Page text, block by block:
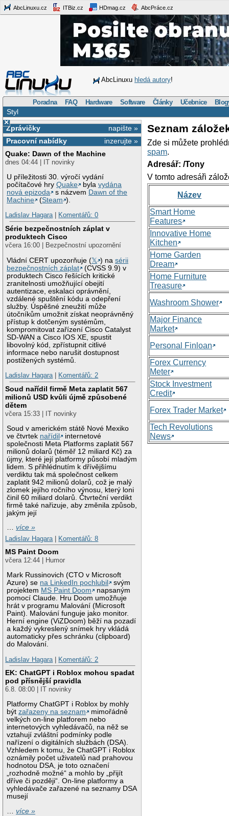
AbcLinuxu.cz ITBiz.cz HDmag.cz AbcPráce.cz
AbcLinuxu hledá autory!
Poradna FAQ Hardware Software Články Učebnice
Styl
×
napište »
Zprávičky
inzerujte »
Pracovní nabídky
Quake: Dawn of the Machine
dnes 04:44 | IT novinky
U příležitosti 30. výročí vydání
počítačové hryQuake bylavydána
nová epizoda
s názvem Dawn of the
Machine
(Steam ).
Ladislav Hagara| Komentářů: 0
Série bezpečnostních záplat v
produktech Cisco
včera 16:00 | Bezpečnostní upozornění
Vládní CERT upozorňuje (𝕏 ) nasérii
bezpečnostních záplat
(CVSS 9.9) v
produktech Cisco řešících kritické
zranitelnosti umožňující obejití
autentizace, eskalaci oprávnění,
vzdálené spuštění kódu a odepření
služby. Úspěšné zneužití může
útočníkům umožnit získat neoprávněný
přístup k dotčeným systémům,
kompromitovat zařízení Cisco Catalyst
SD-WAN a Cisco IOS XE, spustit
libovolný kód, zpřístupnit citlivé
informace nebo narušit dostupnost
postižených systémů.
Ladislav Hagara| Komentářů: 2
Soud nařídil firmě Meta zaplatit 567
milionů USD kvůli újmě způsobené
dětem
včera 15:33 | IT novinky
Soud v americkém státě Nové Mexiko
ve čtvrtek nařídil
internetové
společnosti Meta Platforms zaplatit 567
milionů dolarů (téměř 12 miliard Kč) za
újmy, které její platformy působí mladým
lidem. S přihlédnutím k dřívějšímu
verdiktu tak má společnost celkem
zaplatit 942 milionů dolarů, což je malý
zlomek jejího ročního výnosu, který loni
činil 60 miliard dolarů. Čtvrteční verdikt
firmě také nařizuje, aby změnila způsob,
jakým její
…více »
Ladislav Hagara
Komentářů: 8
MS Paint Doom
včera 12:44 | Humor
Mark Russinovich (CTO v Microsoft
Azure) se na LinkedIn pochlubil
svým
projektem MS Paint Doom
napsaným
pomocí Claude. Hru Doom umožňuje
hrát v programu Malování (Microsoft
Paint). Malování funguje jako monitor.
Herní engine (ViZDoom) běží na pozadí
a každý vykreslený snímek hry vkládá
automaticky přes schránku (clipboard)
do Malování.
Ladislav Hagara
Komentářů: 2
EK: ChatGPT i Roblox mohou spadat
pod přísnější pravidla
6.8. 08:00 | IT novinky
Platformy ChatGPT i Roblox by mohly
býtzařazeny na seznam
mimořádně
velkých on-line platforem nebo
internetových vyhledávačů, na něž se
vztahují zvláštní podmínky podle
nařízení o digitálních službách (DSA).
Vzhledem k tomu, že ChatGPT i Roblox
oznámily počet uživatelů nad prahovou
hodnotou DSA, je toto označení
„rozhodně možné“ a mohlo by „přijít
dříve či později“. On-line platformy a
vyhledávače zařazené na seznamy DSA
musejí
…více »
Seznam
Zde si můžete
spam.
Adresář: /Tony
V tomto adresáři
Název
Smart Home
Features
Innovative Home
Kitchen
Home Garden
Dream
Home Furniture
Treasure
Washroom Shower
Major Finance
Market
Personal Finloan
Forex Currency
Meter
Stock Investment
Credit
Forex Trader Market
Tech Revolutions
News